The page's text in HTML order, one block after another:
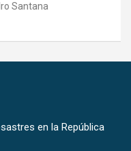
en la República